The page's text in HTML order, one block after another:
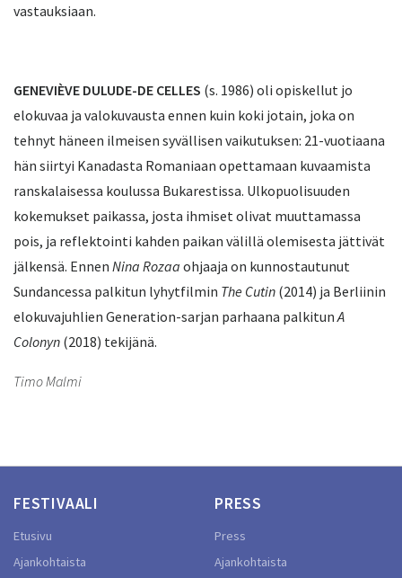
vastauksiaan.
GENEVIÈVE DULUDE-DE CELLES (s. 1986) oli opiskellut jo
elokuvaa ja valokuvausta ennen kuin koki jotain, joka on
tehnyt häneen ilmeisen syvällisen vaikutuksen: 21-vuotiaana
hän siirtyi Kanadasta Romaniaan opettamaan kuvaamista
ranskalaisessa koulussa Bukarestissa. Ulkopuolisuuden
kokemukset paikassa, josta ihmiset olivat muuttamassa
pois, ja reflektointi kahden paikan välillä olemisesta jättivät
jälkensä. Ennen Nina Rozaa ohjaaja on kunnostautunut
Sundancessa palkitun lyhytfilmin The Cutin (2014) ja Berliinin
elokuvajuhlien Generation-sarjan parhaana palkitun A
Colonyn (2018) tekijänä.
Timo Malmi
FESTIVAALI
Etusivu
Ajankohtaista
PRESS
Press
Ajankohtaista